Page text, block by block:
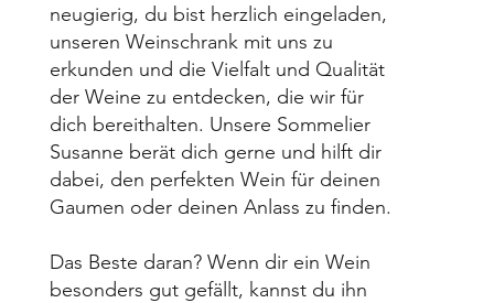
neugierig, du bist herzlich eingeladen,
unseren Weinschrank mit uns zu
erkunden und die Vielfalt und Qualität
der Weine zu entdecken, die wir für
dich bereithalten. Unsere Sommelier
Susanne berät dich gerne und hilft dir
dabei, den perfekten Wein für deinen
Gaumen oder deinen Anlass zu finden.
Das Beste daran? Wenn dir ein Wein
besonders gut gefällt, kannst du ihn